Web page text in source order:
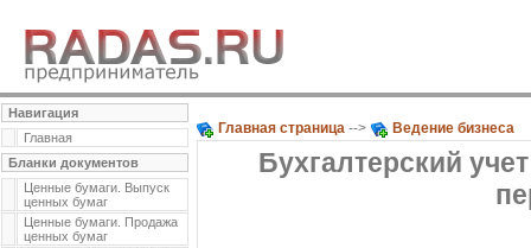
Навигация
Главная
Бланки документов
Ценные бумаги. Выпуск
ценных бумаг
Ценные бумаги. Продажа
ценных бумаг
Главная страница --> Ведение бизнеса
Бухгалтерский